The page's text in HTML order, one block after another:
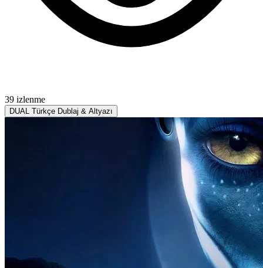
39 izlenme
DUAL Türkçe Dublaj & Altyazı